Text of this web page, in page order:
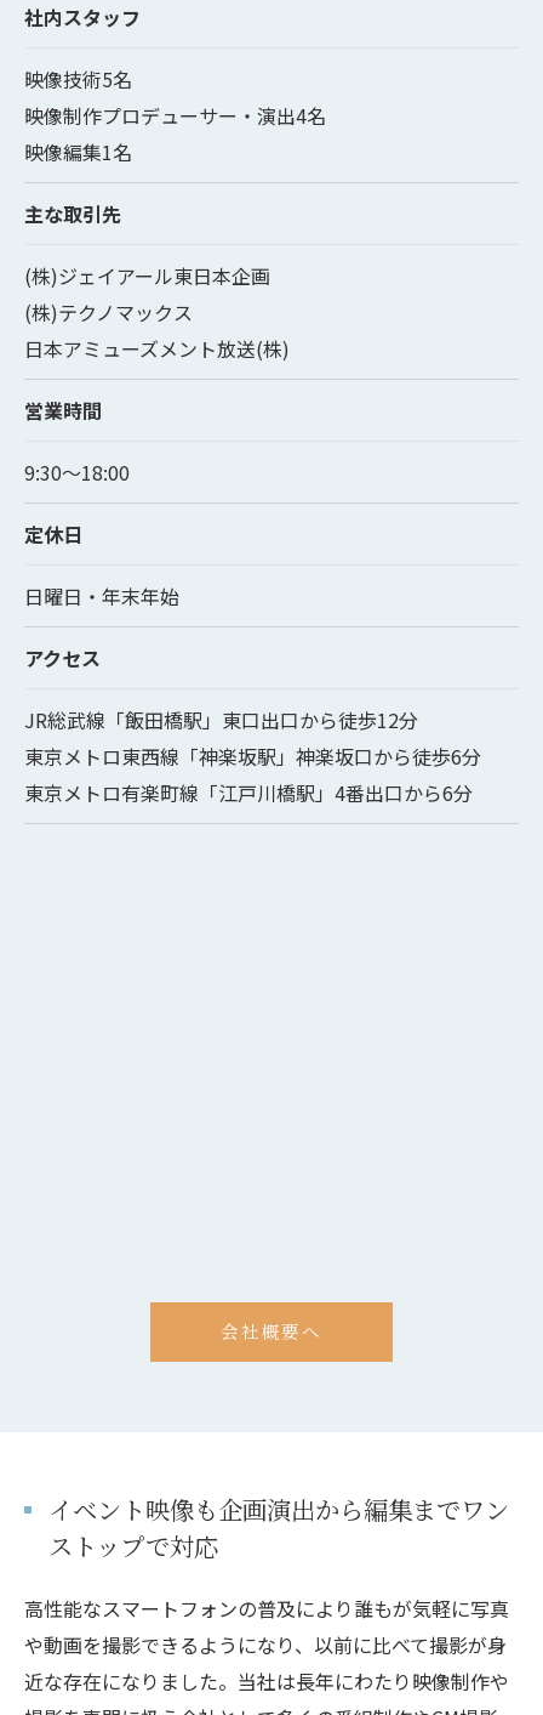
社内スタッフ
映像技術5名
映像制作プロデューサー・演出4名
映像編集1名
主な取引先
(株)ジェイアール東日本企画
(株)テクノマックス
日本アミューズメント放送(株)
営業時間
9:30〜18:00
定休日
日曜日・年末年始
アクセス
JR総武線「飯田橋駅」東口出口から徒歩12分
東京メトロ東西線「神楽坂駅」神楽坂口から徒歩6分
東京メトロ有楽町線「江戸川橋駅」4番出口から6分
会社概要へ
イベント映像も企画演出から編集までワン
ストップで対応
高性能なスマートフォンの普及により誰もが気軽に写真
や動画を撮影できるようになり、以前に比べて撮影が身
近な存在になりました。当社は長年にわたり映像制作や